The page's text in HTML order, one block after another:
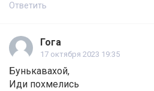
Ответить
Гога
17 октября 2023 19:35
Бунькавахой,
Иди похмелись